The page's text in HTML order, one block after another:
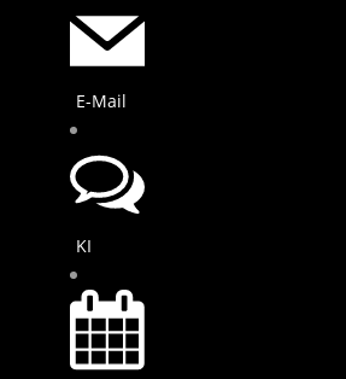
E-Mail
KI